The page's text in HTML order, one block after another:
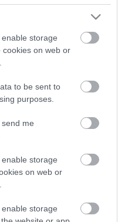
storage
cookies on web or
to be sent to
purposes.
me
storage
on web or
storage